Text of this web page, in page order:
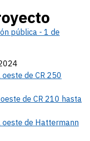
pública - 1 de
de CR 250
de CR 210 hasta
de Hattermann